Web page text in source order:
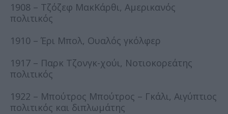
1908 – Τζόζεφ ΜακΚάρθι, Αμερικανός
πολιτικός
1910 – Έρι Μπολ, Ουαλός γκόλφερ
1917 – Παρκ Τζονγκ-χούι, Νοτιοκορεάτης
πολιτικός
1922 – Μπούτρος Μπούτρος – Γκάλι, Αιγύπτιος
πολιτικός και διπλωμάτης